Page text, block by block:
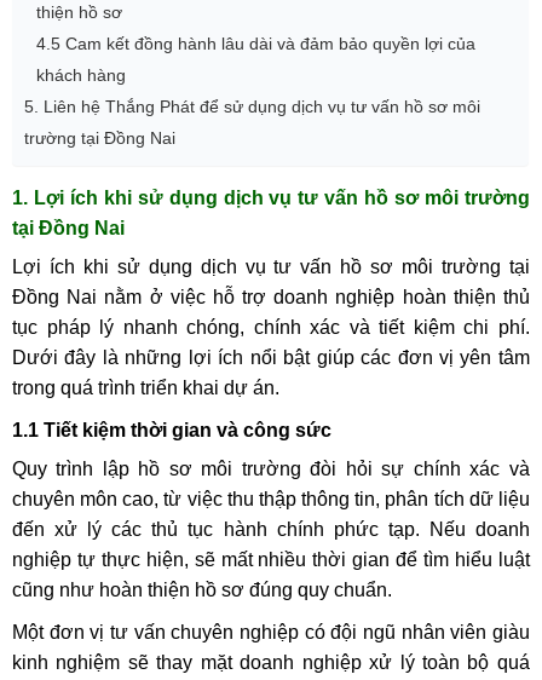
thiện hồ sơ
4.5 Cam kết đồng hành lâu dài và đảm bảo quyền lợi của
khách hàng
5. Liên hệ Thắng Phát để sử dụng dịch vụ tư vấn hồ sơ môi
trường tại Đồng Nai
1. Lợi ích khi sử dụng dịch vụ tư vấn hồ sơ môi trường
tại Đồng Nai
Lợi ích khi sử dụng dịch vụ tư vấn hồ sơ môi trường tại
Đồng Nai nằm ở việc hỗ trợ doanh nghiệp hoàn thiện thủ
tục pháp lý nhanh chóng, chính xác và tiết kiệm chi phí.
Dưới đây là những lợi ích nổi bật giúp các đơn vị yên tâm
trong quá trình triển khai dự án.
1.1 Tiết kiệm thời gian và công sức
Quy trình lập hồ sơ môi trường đòi hỏi sự chính xác và
chuyên môn cao, từ việc thu thập thông tin, phân tích dữ liệu
đến xử lý các thủ tục hành chính phức tạp. Nếu doanh
nghiệp tự thực hiện, sẽ mất nhiều thời gian để tìm hiểu luật
cũng như hoàn thiện hồ sơ đúng quy chuẩn.
Một đơn vị tư vấn chuyên nghiệp có đội ngũ nhân viên giàu
kinh nghiệm sẽ thay mặt doanh nghiệp xử lý toàn bộ quá